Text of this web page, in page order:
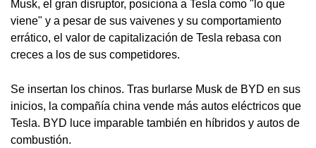
Musk, el gran disruptor, posiciona a Tesla como "lo que
viene" y a pesar de sus vaivenes y su comportamiento
errático, el valor de capitalización de Tesla rebasa con
creces a los de sus competidores.
Se insertan los chinos. Tras burlarse Musk de BYD en sus
inicios, la compañía china vende más autos eléctricos que
Tesla. BYD luce imparable también en híbridos y autos de
combustión.